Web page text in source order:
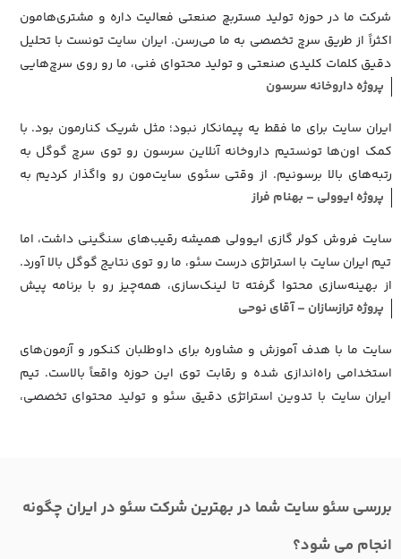
شرکت ما در حوزه تولید مستربچ صنعتی فعالیت داره و مشتری‌هامون
اکثراً از طریق سرچ تخصصی به ما می‌رسن. ایران سایت تونست با تحلیل
دقیق کلمات کلیدی صنعتی و تولید محتوای فنی، ما رو روی سرچ‌هایی
مثل "مستربچ" و "مستربچ مشکی" به صفحه اول برسونه. از همکاری با
پروژه داروخانه سرسون
ایران سایت برای ما فقط یه پیمانکار نبود؛ مثل شریک کنارمون بود. با
کمک اون‌ها تونستیم داروخانه آنلاین سرسون رو توی سرچ گوگل به
رتبه‌های بالا برسونیم. از وقتی سئوی سایت‌مون رو واگذار کردیم به
ایران سایت، فروش اینترنتی‌مون رشد قابل توجهی داشته
پروژه ایوولی – بهنام فراز
سایت فروش کولر گازی ایوولی همیشه رقیب‌های سنگینی داشت، اما
تیم ایران سایت با استراتژی درست سئو، ما رو توی نتایج گوگل بالا آورد.
از بهینه‌سازی محتوا گرفته تا لینک‌سازی، همه‌چیز رو با برنامه پیش
بردن. واقعاً راضی‌ایم از همکاری‌مون
پروژه ترازسازان – آقای نوحی
سایت ما با هدف آموزش و مشاوره برای داوطلبان کنکور و آزمون‌های
استخدامی راه‌اندازی شده و رقابت توی این حوزه واقعاً بالاست. تیم
ایران سایت با تدوین استراتژی دقیق سئو و تولید محتوای تخصصی،
منظم، گزارش‌های ماهانه و دید استراتژیک تیم ایران سایت باعث شد
این همکاری فراتر از انتظار ما پیش بره. با اطمینان می‌تونم بگم بهترین
بررسی سئو سایت شما در بهترین شرکت سئو در ایران چگونه
انجام می شود؟